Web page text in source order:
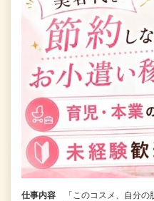
仕事内容
「このコスメ、自分